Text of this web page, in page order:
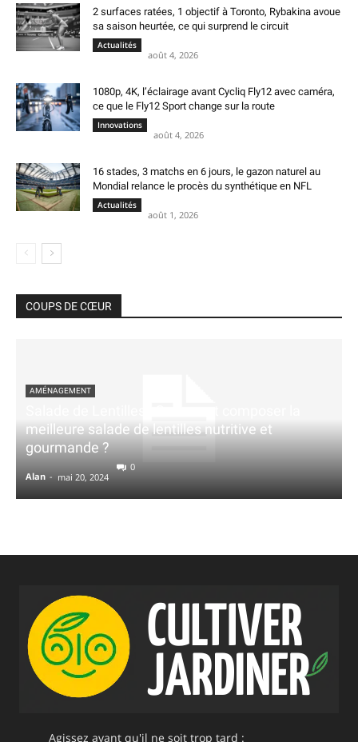
2 surfaces ratées, 1 objectif à Toronto, Rybakina avoue
sa saison heurtée, ce qui surprend le circuit
Actualités
août 4, 2026
1080p, 4K, l’éclairage avant Cycliq Fly12 avec caméra,
ce que le Fly12 Sport change sur la route
Innovations
août 4, 2026
16 stades, 3 matchs en 6 jours, le gazon naturel au
Mondial relance le procès du synthétique en NFL
Actualités
août 1, 2026
COUPS DE CŒUR
AMÉNAGEMENT
meilleure salade de lentilles nutritive et
gourmande ?
Alan - mai 20, 2024
0
Agissez avant qu'il ne soit trop tard :